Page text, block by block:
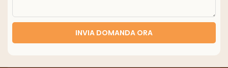
INVIA DOMANDA ORA